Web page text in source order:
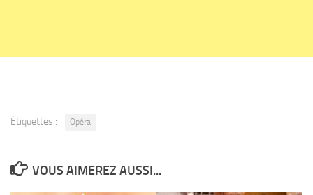
Étiquettes : Opéra
VOUS AIMEREZ AUSSI...